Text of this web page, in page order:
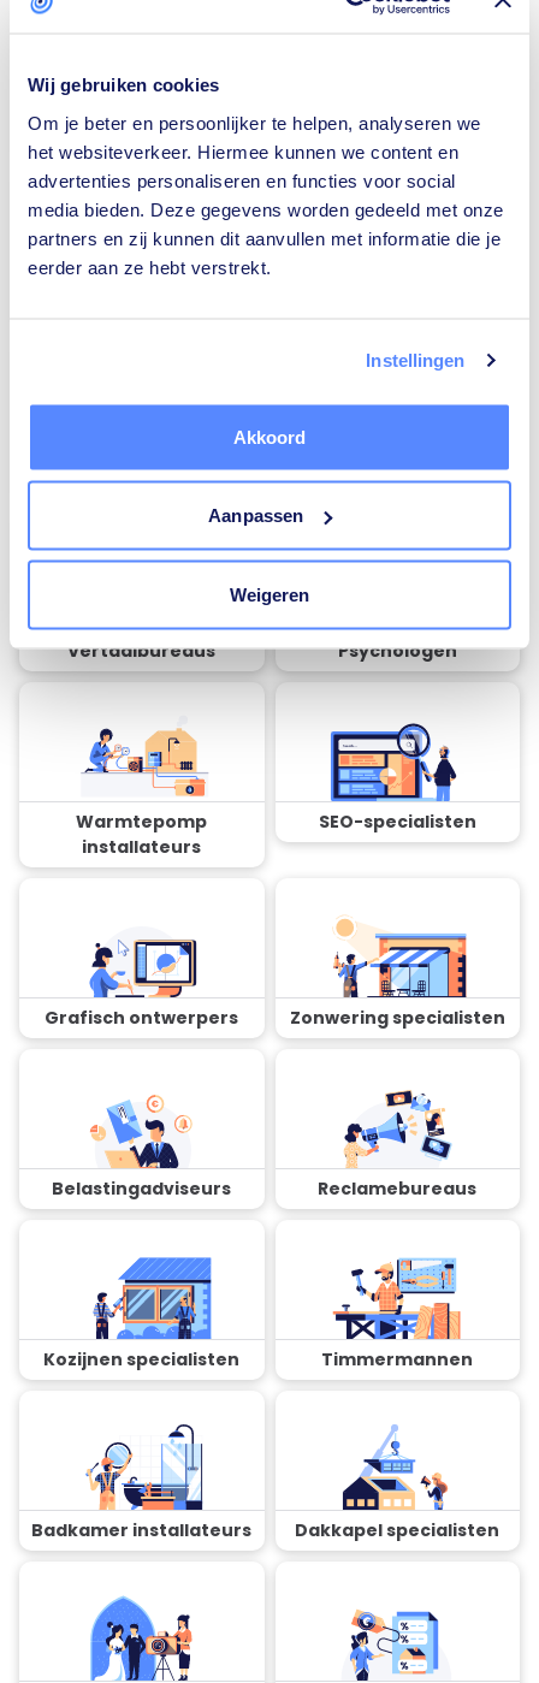
Wij gebruiken cookies
Om je beter en persoonlijker te helpen, analyseren we
het websiteverkeer. Hiermee kunnen we content en
advertenties personaliseren en functies voor social
media bieden. Deze gegevens worden gedeeld met onze
partners en zij kunnen dit aanvullen met informatie die je
eerder aan ze hebt verstrekt.
Instellingen
Akkoord
Aanpassen
Weigeren
Isolatiebedrijven Rijscholen
Relatietherapeuten Tekstschrijvers
Vertaalbureaus Psychologen
Warmtepomp
installateurs
SEO-specialisten
Grafisch ontwerpers Zonwering specialisten
Belastingadviseurs Reclamebureaus
Kozijnen specialisten Timmermannen
Badkamer installateurs Dakkapel specialisten